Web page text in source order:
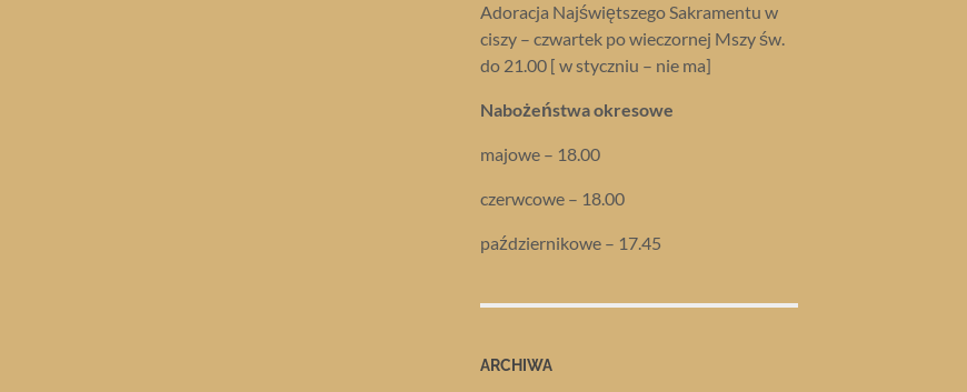
Adoracja Najświętszego Sakramentu w
ciszy – czwartek po wieczornej Mszy św.
do 21.00 [ w styczniu – nie ma]
Nabożeństwa okresowe
majowe – 18.00
czerwcowe – 18.00
październikowe – 17.45
ARCHIWA